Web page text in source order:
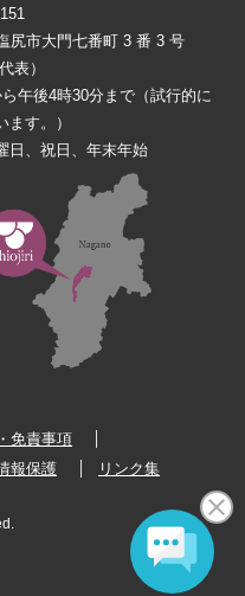
尻市大門七番町 3 番 3 号
表）
午後4時30分まで（試行的に
す。）
日、祝日、年末年始
免責事項
報保護 リンク集